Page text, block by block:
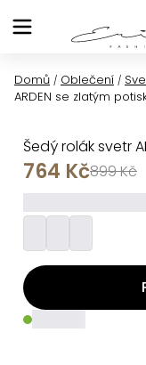
na
Domů / Oblečení /
ARDEN se zlatým
Šedý rolák svetr
899 Kč
764 Kč